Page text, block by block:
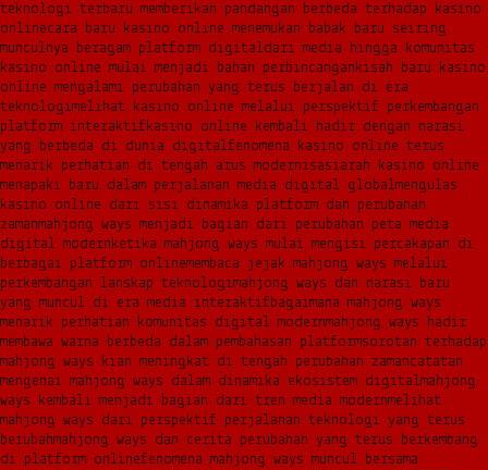
teknologi terbaru memberikan pandangan berbeda terhadap kasino
onlinecara baru kasino online menemukan babak baru seiring
munculnya beragam platform digitaldari media hingga komunitas
kasino online mulai menjadi bahan perbincangankisah baru kasino
online mengalami perubahan yang terus berjalan di era
teknologimelihat kasino online melalui perspektif perkembangan
platform interaktifkasino online kembali hadir dengan narasi
yang berbeda di dunia digitalfenomena kasino online terus
menarik perhatian di tengah arus modernisasiarah kasino online
menapaki baru dalam perjalanan media digital globalmengulas
kasino online dari sisi dinamika platform dan perubahan
zamanmahjong ways menjadi bagian dari perubahan peta media
digital modernketika mahjong ways mulai mengisi percakapan di
berbagai platform onlinemembaca jejak mahjong ways melalui
perkembangan lanskap teknologimahjong ways dan narasi baru
yang muncul di era media interaktifbagaimana mahjong ways
menarik perhatian komunitas digital modernmahjong ways hadir
membawa warna berbeda dalam pembahasan platformsorotan terhadap
mahjong ways kian meningkat di tengah perubahan zamancatatan
mengenai mahjong ways dalam dinamika ekosistem digitalmahjong
ways kembali menjadi bagian dari tren media modernmelihat
mahjong ways dari perspektif perjalanan teknologi yang terus
berubahmahjong ways dan cerita perubahan yang terus berkembang
di platform onlinefenomena mahjong ways muncul bersama